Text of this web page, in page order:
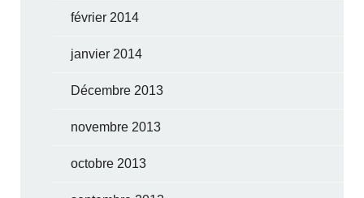
février 2014
janvier 2014
Décembre 2013
novembre 2013
octobre 2013